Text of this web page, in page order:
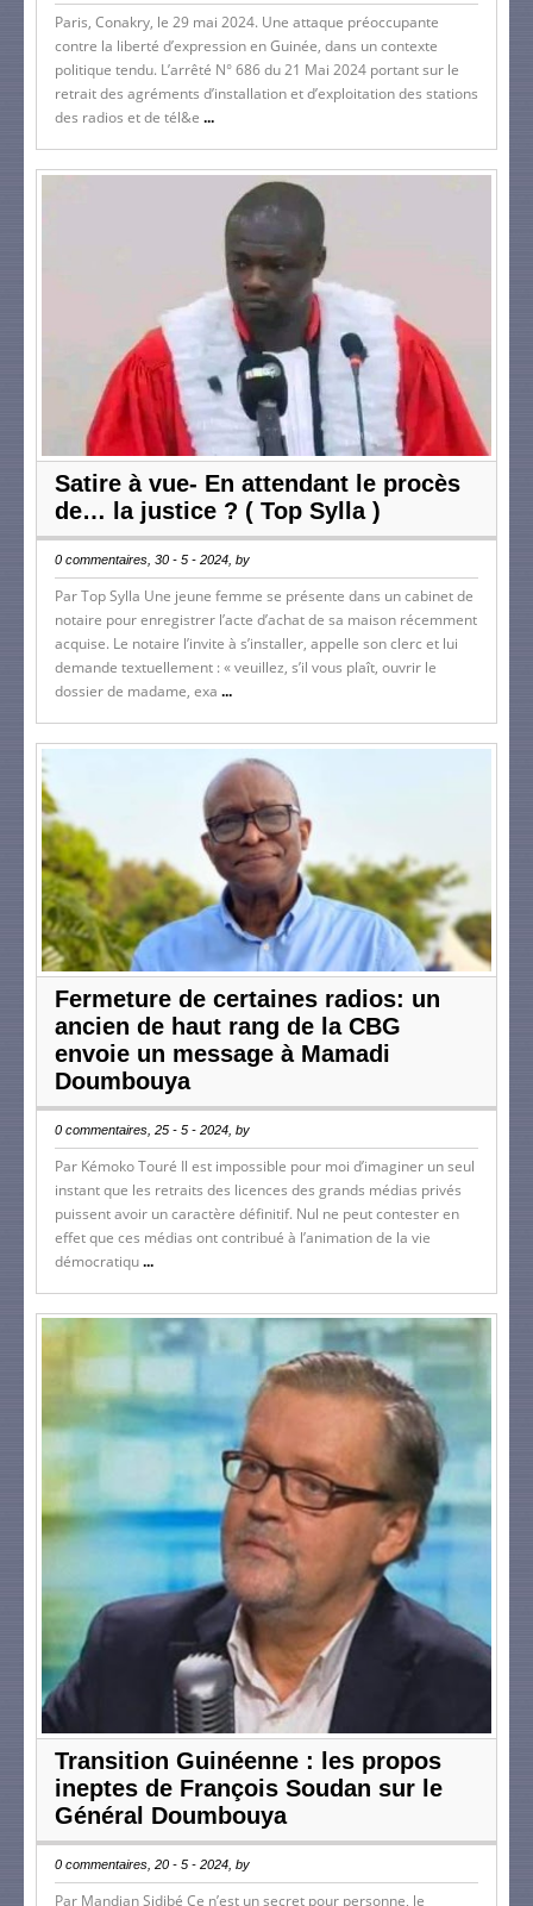
Paris, Conakry, le 29 mai 2024. Une attaque préoccupante
contre la liberté d’expression en Guinée, dans un contexte
politique tendu. L’arrêté N° 686 du 21 Mai 2024 portant sur le
retrait des agréments d’installation et d’exploitation des stations
des radios et de tél&e ...
Satire à vue- En attendant le procès
de… la justice ? ( Top Sylla )
0 commentaires, 30 - 5 - 2024, by
Par Top Sylla Une jeune femme se présente dans un cabinet de
notaire pour enregistrer l’acte d’achat de sa maison récemment
acquise. Le notaire l’invite à s’installer, appelle son clerc et lui
demande textuellement : « veuillez, s’il vous plaît, ouvrir le
dossier de madame, exa ...
Fermeture de certaines radios: un
ancien de haut rang de la CBG
envoie un message à Mamadi
Doumbouya
0 commentaires, 25 - 5 - 2024, by
Par Kémoko Touré Il est impossible pour moi d’imaginer un seul
instant que les retraits des licences des grands médias privés
puissent avoir un caractère définitif. Nul ne peut contester en
effet que ces médias ont contribué à l’animation de la vie
démocratiqu...
Transition Guinéenne : les propos
ineptes de François Soudan sur le
Général Doumbouya
0 commentaires, 20 - 5 - 2024, by
Par Mandian Sidibé Ce n’est un secret pour personne, le